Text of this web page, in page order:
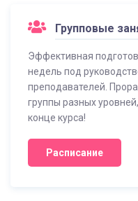
Групповые
Эффективная
недель под
преподавателей.
группы разных
конце курса!
Расписание